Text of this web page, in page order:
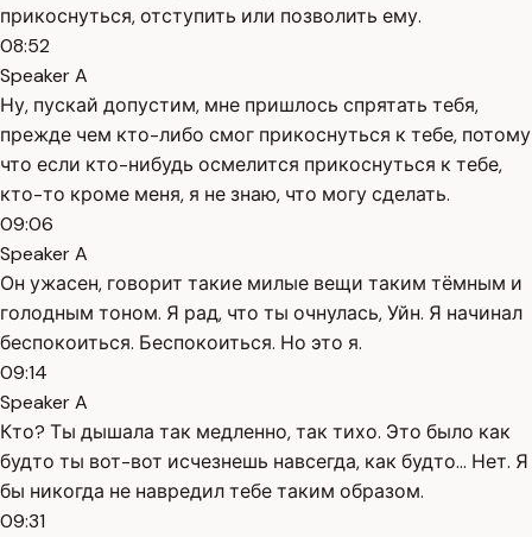
прикоснуться, отступить или позволить ему.
08:52
Speaker A
Ну, пускай допустим, мне пришлось спрятать тебя,
прежде чем кто-либо смог прикоснуться к тебе, потому
что если кто-нибудь осмелится прикоснуться к тебе,
кто-то кроме меня, я не знаю, что могу сделать.
09:06
Speaker A
Он ужасен, говорит такие милые вещи таким тёмным и
голодным тоном. Я рад, что ты очнулась, Уйн. Я начинал
беспокоиться. Беспокоиться. Но это я.
09:14
Speaker A
Кто? Ты дышала так медленно, так тихо. Это было как
будто ты вот-вот исчезнешь навсегда, как будто... Нет. Я
бы никогда не навредил тебе таким образом.
09:31